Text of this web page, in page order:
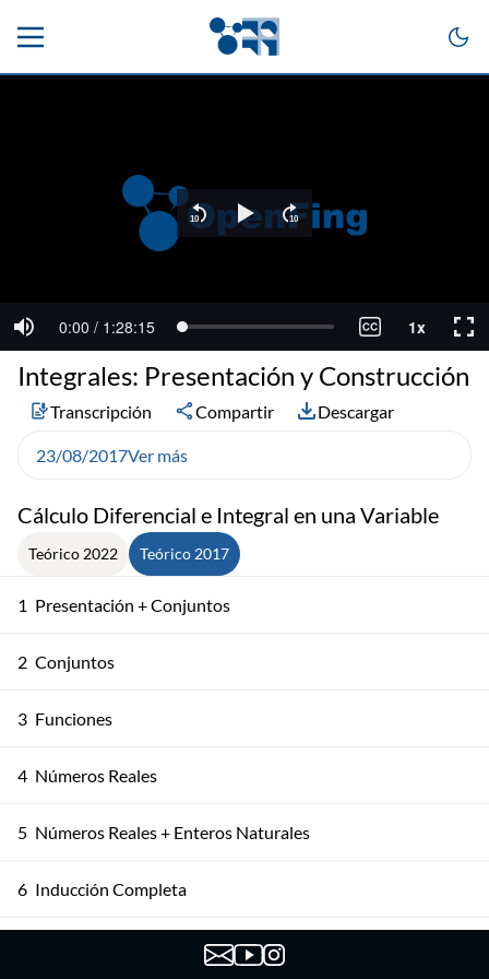
Cálculo Diferencial e Integral en una Variable
Teórico 2022 Teórico 2017
1 Presentación + Conjuntos
2 Conjuntos
3 Funciones
4 Números Reales
5 Números Reales + Enteros Naturales
6 Inducción Completa
Los Conjuntos ℤ y ℚ + Axioma de Completitud
Integrales: Presentación y Construcción
Transcripción Compartir Descargar
23/08/2017Ver más